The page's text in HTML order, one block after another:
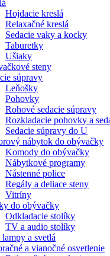
Hojdacie kreslá
Relaxačné kreslá
Sedacie vaky a kocky
Taburetky
Ušiaky
steny
súpravy
Leňošky
Pohovky
Rohové sedacie súpravy
Rozkladacie pohovky a
Sedacie súpravy do U
nábytok do obývačky
Komody do obývačky
Nábytkové programy
Nástenné police
Regály a deliace steny
Vitríny
do obývačky
Odkladacie stolíky
TV a audio stolíky
a svetlá
a vianočné osvetlenie